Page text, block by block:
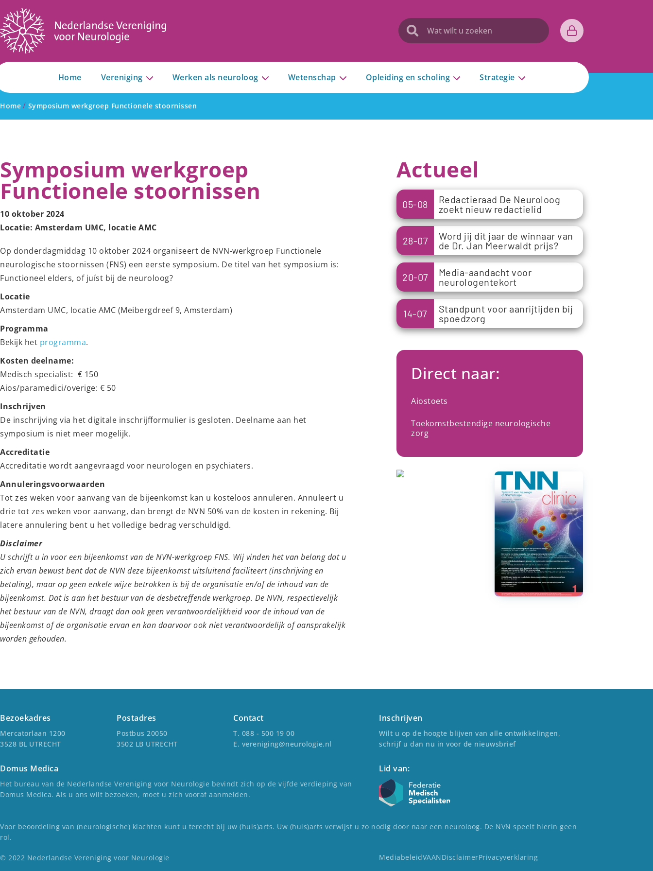
Home Vereniging Werken als neuroloog Wetenschap Opleiding en scholing Strategie
Home / Symposium werkgroep Functionele stoornissen
Symposium werkgroep
Functionele stoornissen
10 oktober 2024
Locatie: Amsterdam UMC, locatie AMC
Op donderdagmiddag 10 oktober 2024 organiseert de NVN-werkgroep Functionele
neurologische stoornissen (FNS) een eerste symposium. De titel van het symposium is:
Functioneel elders, of juíst bij de neuroloog?
Locatie
Amsterdam UMC, locatie AMC (Meibergdreef 9, Amsterdam)
Programma
Bekijk het programma.
Kosten deelname:
Medisch specialist: € 150
Aios/paramedici/overige: € 50
Inschrijven
De inschrijving via het digitale inschrijfformulier is gesloten. Deelname aan het
symposium is niet meer mogelijk.
Accreditatie
Accreditatie wordt aangevraagd voor neurologen en psychiaters.
Annuleringsvoorwaarden
Tot zes weken voor aanvang van de bijeenkomst kan u kosteloos annuleren. Annuleert u
drie tot zes weken voor aanvang, dan brengt de NVN 50% van de kosten in rekening. Bij
latere annulering bent u het volledige bedrag verschuldigd.
Disclaimer
U schrijft u in voor een bijeenkomst van de NVN-werkgroep FNS. Wij vinden het van belang dat u
zich ervan bewust bent dat de NVN deze bijeenkomst uitsluitend faciliteert (inschrijving en
betaling), maar op geen enkele wijze betrokken is bij de organisatie en/of de inhoud van de
bijeenkomst. Dat is aan het bestuur van de desbetreffende werkgroep. De NVN, respectievelijk
het bestuur van de NVN, draagt dan ook geen verantwoordelijkheid voor de inhoud van de
bijeenkomst of de organisatie ervan en kan daarvoor ook niet verantwoordelijk of aansprakelijk
worden gehouden.
Actueel
05-08
Redactieraad De Neuroloog
zoekt nieuw redactielid
28-07
Word jij dit jaar de winnaar van
de Dr. Jan Meerwaldt prijs?
20-07
Media-aandacht voor
neurologentekort
14-07
Standpunt voor aanrijtijden bij
spoedzorg
Direct naar:
Aiostoets
Toekomstbestendige neurologische
zorg
Bezoekadres
Mercatorlaan 1200
3528 BL UTRECHT
Postadres
Postbus 20050
3502 LB UTRECHT
Contact
T. 088 - 500 19 00
E. vereniging@neurologie.nl
Inschrijven
Wilt u op de hoogte blijven van alle ontwikkelingen,
schrijf u dan nu in voor de nieuwsbrief
Domus Medica
Het bureau van de Nederlandse Vereniging voor Neurologie bevindt zich op de vijfde verdieping van
Domus Medica. Als u ons wilt bezoeken, moet u zich vooraf aanmelden.
Lid van:
Voor beoordeling van (neurologische) klachten kunt u terecht bij uw (huis)arts. Uw (huis)arts verwijst u zo nodig door naar een neuroloog. De NVN speelt hierin geen
rol.
© 2022 Nederlandse Vereniging voor Neurologie MediabeleidVAANDisclaimerPrivacyverklaring